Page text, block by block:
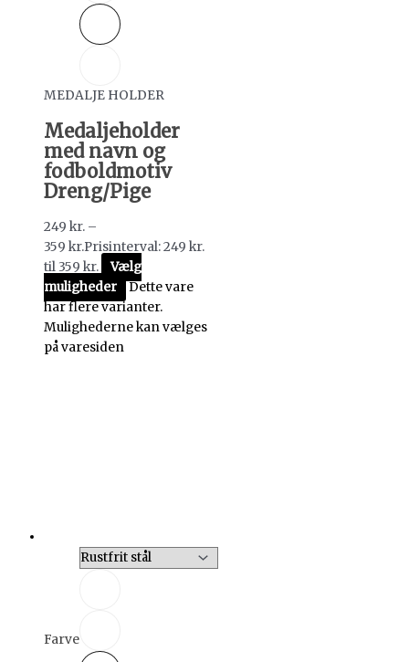
MEDALJE HOLDER
Medaljeholder
med navn og
fodboldmotiv
Dreng/Pige
249 kr. –
359 kr.Prisinterval: 249 kr.
til 359 kr.
Vælg
muligheder
Dette vare
har flere varianter.
Mulighederne kan vælges
på varesiden
Farve